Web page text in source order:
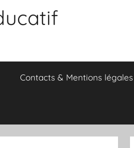
Contacts & Mentions légales